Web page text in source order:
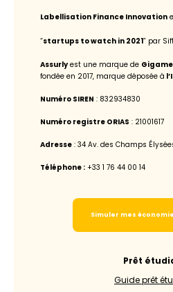
Labellisation Finance Innovation
“startups to watch in 2021” par
Assurlyest une marque de
fondée en 2017, marque déposée à
Numéro SIREN ‌: 832934830
Numéro registre ORIAS : 21001617
Adresse : 34 Av. des Champs
Téléphone : +33 1 76 44 00 14
Simuler mes
Prêt
Guide prêt